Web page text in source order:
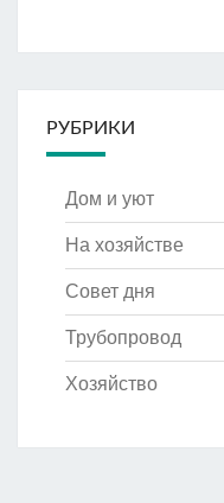
РУБРИКИ
Дом и уют
На хозяйстве
Совет дня
Трубопровод
Хозяйство